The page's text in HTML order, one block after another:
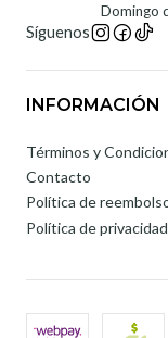
Domingo
Síguenos
INFORMACIÓN
Términos y
Contacto
Política de
Política de privacidad